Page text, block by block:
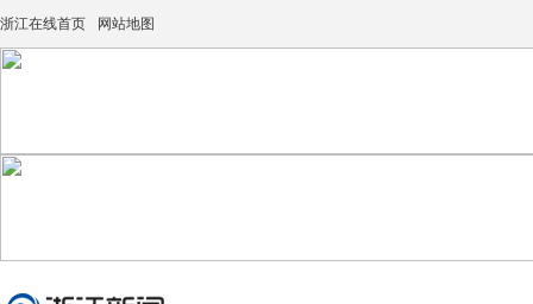
浙江在线首页 网站地图